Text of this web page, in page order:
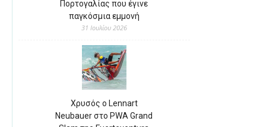
Πορτογαλίας που έγινε
παγκόσμια εμμονή
31 Ιουλίου 2026
Χρυσός ο Lennart
Neubauer στο PWA Grand